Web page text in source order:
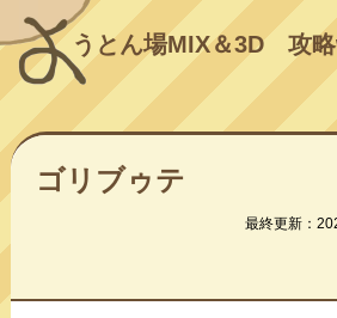
うとん場MIX＆3D攻略
ゴリブゥテ
最終更新：